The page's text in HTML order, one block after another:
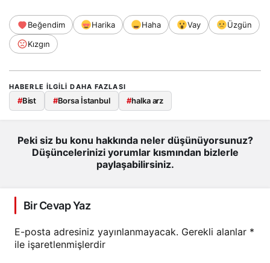
Beğendim Harika Haha Vay
Üzgün
Kızgın
HABERLE ILGILI DAHA FAZLASI
#Bist #Borsa İstanbul #halka arz
Peki siz bu konu hakkında neler düşünüyorsunuz?
Düşüncelerinizi yorumlar kısmından bizlerle
paylaşabilirsiniz.
Bir Cevap Yaz
E-posta adresiniz yayınlanmayacak. Gerekli alanlar *
ile işaretlenmişlerdir